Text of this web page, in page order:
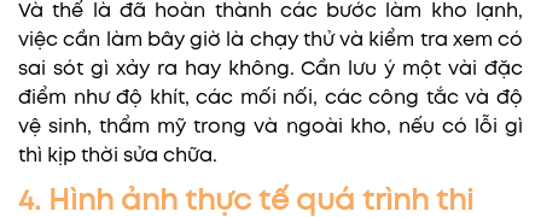
Và thế là đã hoàn thành các bước làm kho lạnh,
việc cần làm bây giờ là chạy thử và kiểm tra xem có
sai sót gì xảy ra hay không. Cần lưu ý một vài đặc
điểm như độ khít, các mối nối, các công tắc và độ
vệ sinh, thẩm mỹ trong và ngoài kho, nếu có lỗi gì
thì kịp thời sửa chữa.
4. Hình ảnh thực tế quá trình thi